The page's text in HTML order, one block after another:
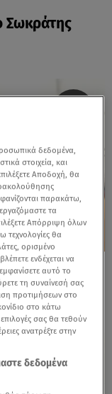
Σωκράτης
η
δεδομένα,
στοιχεία, και
Αποδοχή, θα
παρακάτω,
τα
Απόρριψη όλων
τεχνολογίες θα
ορισμένο
ενδέχεται να
αυτό το
τη συναίνεσή σας
προτιμήσεων στο
στο κάτω
σας θα τεθούν
ανατρέξτε στην
δεδομένα